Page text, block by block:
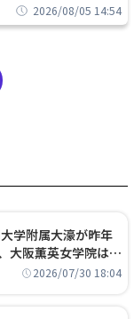
2026/08/05 14:54
学附属大濠が昨年
大阪薫英女学院は岐
合結果2026/07/30 18:04